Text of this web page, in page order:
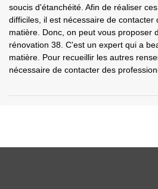
soucis d'étanchéité. Afin de réaliser
difficiles, il est nécessaire de contacter
matière. Donc, on peut vous proposer
rénovation 38. C'est un expert qui a
matière. Pour recueillir les autres
nécessaire de contacter des